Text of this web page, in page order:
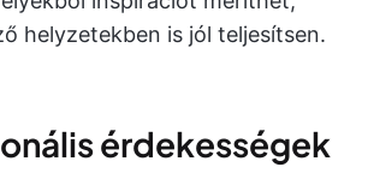
helyzetekben is jól teljesítsen.
érdekességek